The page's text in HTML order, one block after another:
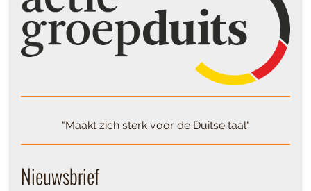
"Maakt zich sterk voor de Duitse taal"
Nieuwsbrief